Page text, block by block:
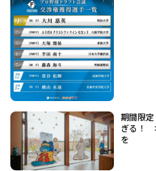
期間限
ぎる！
を